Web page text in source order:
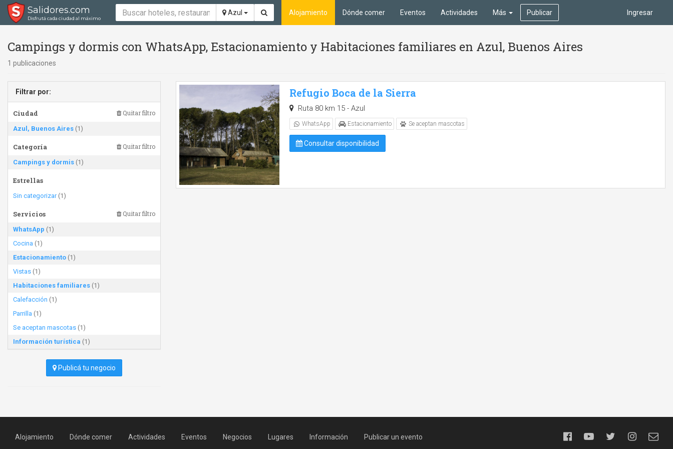
Salidores.com
Disfrutá cada ciudad al máximo
Azul Ingresar
Alojamiento Dónde comer Eventos Actividades Más Publicar
Campings y dormis con WhatsApp, Estacionamiento y Habitaciones familiares en Azul, Buenos Aires
1 publicaciones
Filtrar por:
Ciudad Quitar filtro
Azul, Buenos Aires (1)
Categoría Quitar filtro
Campings y dormis (1)
Estrellas
Sin categorizar(1)
Servicios Quitar filtro
WhatsApp (1)
Cocina (1)
Estacionamiento (1)
Vistas (1)
Habitaciones familiares (1)
Calefacción (1)
Parrilla (1)
Se aceptan mascotas (1)
Información turística (1)
Publicá tu negocio
Refugio Boca de la Sierra
Ruta 80 km 15 - Azul
WhatsApp Estacionamiento Se aceptan mascotas
Consultar disponibilidad
Alojamiento Dónde comer Actividades Eventos Negocios Lugares Información Publicar un evento